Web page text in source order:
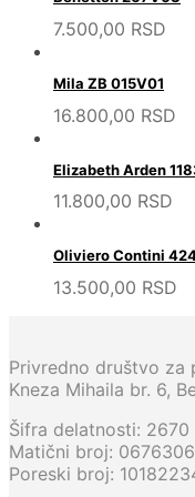
7.500,00 RSD
Mila ZB 015V01
16.800,00 RSD
Elizabeth Arden
11.800,00 RSD
Oliviero Contini
13.500,00 RSD
Privredno društvo za
Kneza Mihaila br. 6,
Šifra delatnosti: 2670
Matični broj:
Poreski broj: